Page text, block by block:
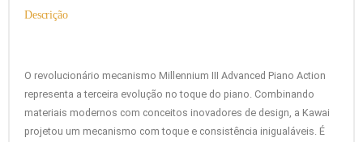
Descrição
O revolucionário mecanismo Millennium III Advanced Piano Action
representa a terceira evolução no toque do piano. Combinando
materiais modernos com conceitos inovadores de design, a Kawai
projetou um mecanismo com toque e consistência inigualáveis. É